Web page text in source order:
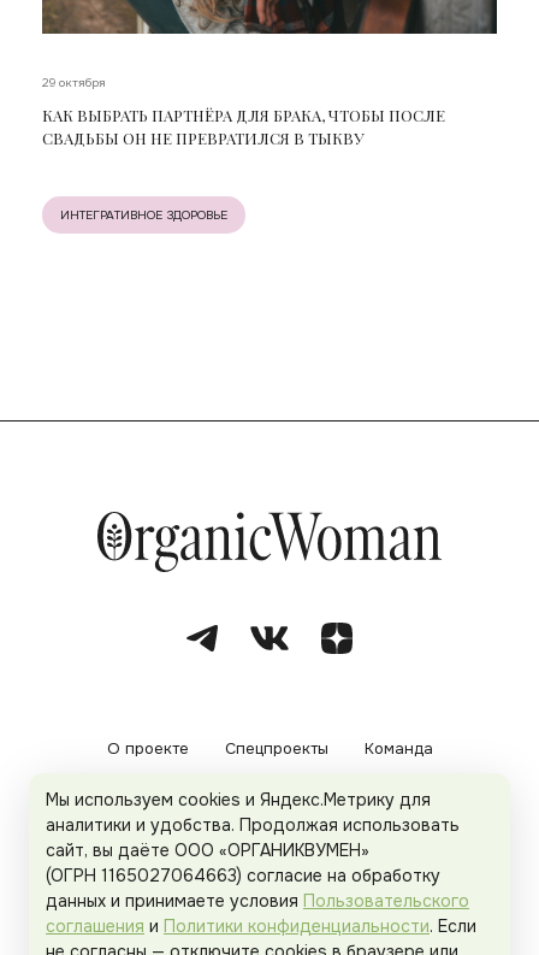
29 октября
КАК ВЫБРАТЬ ПАРТНЁРА ДЛЯ БРАКА, ЧТОБЫ ПОСЛЕ
СВАДЬБЫ ОН НЕ ПРЕВРАТИЛСЯ В ТЫКВУ
ИНТЕГРАТИВНОЕ ЗДОРОВЬЕ
О проекте Спецпроекты Команда
Рекламодателям Политика конфиденциальности
Пользовательское соглашение
Мы используем cookies и Яндекс.Метрику для
аналитики и удобства. Продолжая использовать
сайт, вы даёте ООО «ОРГАНИКВУМЕН»
(ОГРН 1165027064663) согласие на обработку
данных и принимаете условия Пользовательского
соглашения и Политики конфиденциальности. Если